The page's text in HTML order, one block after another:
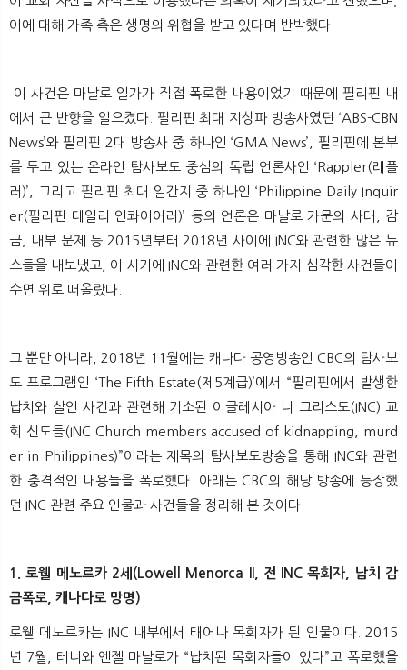
이에 대해 가족 측은 생명의 위협을 받고 있다며 반박했다
이 사건은 마날로 일가가 직접 폭로한 내용이었기 때문에 필리핀 내
에서 큰 반향을 일으켰다. 필리핀 최대 지상파 방송사였던 ‘ABS-CBN
News’와 필리핀 2대 방송사 중 하나인 ‘GMA News’, 필리핀에 본부
를 두고 있는 온라인 탐사보도 중심의 독립 언론사인 ‘Rappler(래플
러)’, 그리고 필리핀 최대 일간지 중 하나인 ‘Philippine Daily Inquir
er(필리핀 데일리 인콰이어러)’ 등의 언론은 마날로 가문의 사태, 감
금, 내부 문제 등 2015년부터 2018년 사이에 INC와 관련한 많은 뉴
스들을 내보냈고, 이 시기에 INC와 관련한 여러 가지 심각한 사건들이
수면 위로 떠올랐다.
그 뿐만 아니라, 2018년 11월에는 캐나다 공영방송인 CBC의 탐사보
도 프로그램인 ‘The Fifth Estate(제5계급)’에서 “필리핀에서 발생한
납치와 살인 사건과 관련해 기소된 이글레시아 니 그리스도(INC) 교
회 신도들(INC Church members accused of kidnapping, murd
er in Philippines)”이라는 제목의 탐사보도방송을 통해 INC와 관련
한 충격적인 내용들을 폭로했다. 아래는 CBC의 해당 방송에 등장했
던 INC 관련 주요 인물과 사건들을 정리해 본 것이다.
1. 로웰 메노르카 2세(Lowell Menorca II, 전 INC 목회자, 납치 감
금폭로, 캐나다로 망명)
로웰 메노르카는 INC 내부에서 태어나 목회자가 된 인물이다. 2015
년 7월, 테니와 엔젤 마날로가 “납치된 목회자들이 있다”고 폭로했을